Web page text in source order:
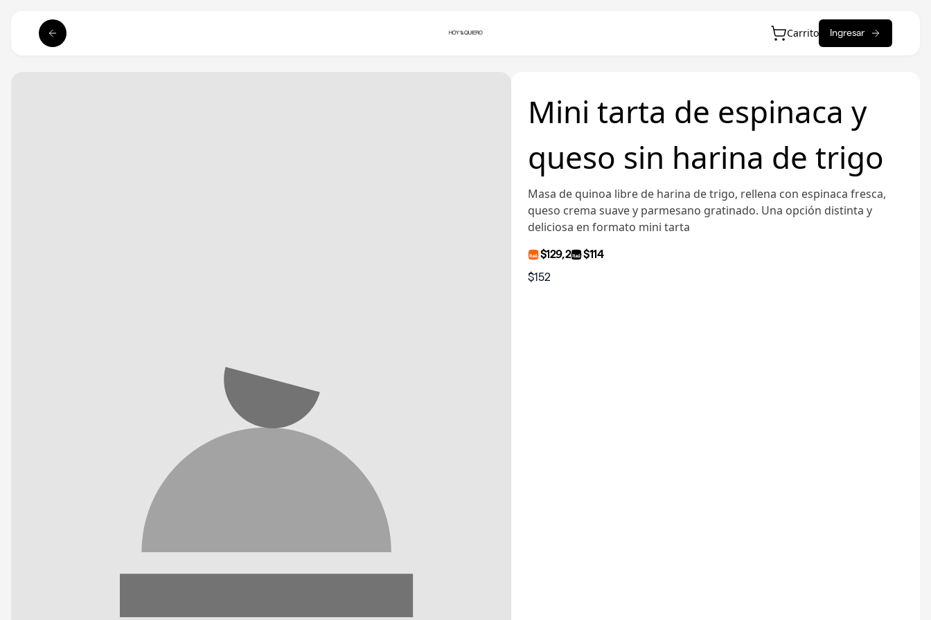
Carrito Ingresar
Mini tarta de espinaca y
queso sin harina de trigo
Masa de quinoa libre de harina de trigo, rellena con espinaca fresca,
queso crema suave y parmesano gratinado. Una opción distinta y
deliciosa en formato mini tarta
$129,2 $114
$152